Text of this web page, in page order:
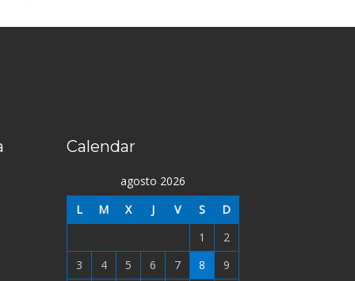
Calendar
agosto 2026
L
M X J V S
D
1
2
3
4 5 6 7 8 9